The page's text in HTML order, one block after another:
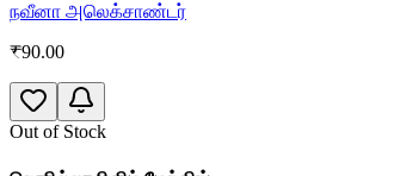
நவீனா அலெக்சாண்டர்
₹90.00
Out of Stock